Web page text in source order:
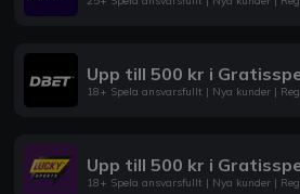
Upp till 500 kr i
18+ Spela ansvarsfullt | Nya kunder |
Upp till 500 kr i
18+ Spela ansvarsfullt | Nya kunder |